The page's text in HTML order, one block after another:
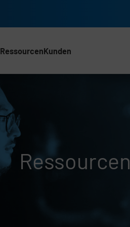
RessourcenKunden
Ressourcen